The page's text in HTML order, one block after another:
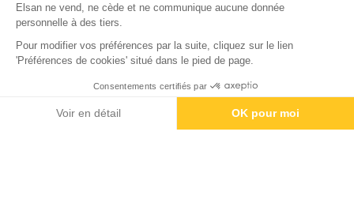
Elsan ne vend, ne cède et ne communique aucune donnée
personnelle à des tiers.
Pour modifier vos préférences par la suite, cliquez sur le lien
'Préférences de cookies' situé dans le pied de page.
Consentements certifiés par
Voir en détail OK pour moi
© Copyright 2026 Elsan
Mentions Légales-Données personnelles
Agence digitale : VOID